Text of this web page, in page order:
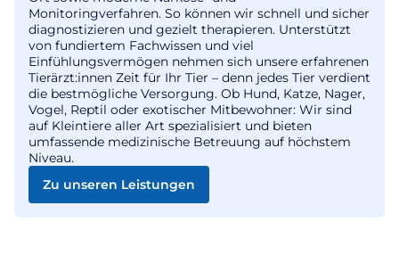
Monitoringverfahren. So können wir schnell und sicher
diagnostizieren und gezielt therapieren. Unterstützt
von fundiertem Fachwissen und viel
Einfühlungsvermögen nehmen sich unsere erfahrenen
Tierärzt:innen Zeit für Ihr Tier – denn jedes Tier verdient
die bestmögliche Versorgung. Ob Hund, Katze, Nager,
Vogel, Reptil oder exotischer Mitbewohner: Wir sind
auf Kleintiere aller Art spezialisiert und bieten
umfassende medizinische Betreuung auf höchstem
Niveau.
Zu unseren Leistungen